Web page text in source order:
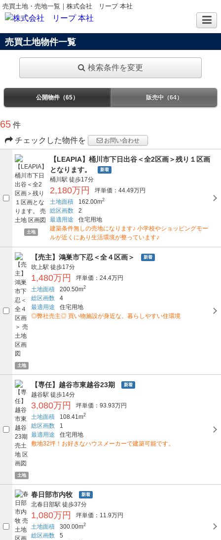
売買土地・売地一覧｜株式会社 リープ 本社
売買土地物件一覧
検索条件を変更
公開物件（65） 販売中（64）
65 件
チェックした物件を
お問い合わせ
土地
【LEAPIA】桶川市下日出谷＜全2区画＞残り１区画
となります。
新着
桶川駅 徒歩17分
2,180万円
坪単価：44.49万円
土地面積
162.00m2
総区画数
2
最適用途
住宅用地
建築条件無しの売地になります♪ 小学校やショッピングモー
ルが近くにあり生活環境が整っています♪
土地
【売主】鴻巣市下忍＜全４区画＞ 新着
吹上駅 徒歩17分
1,480万円
坪単価：24.4万円
土地面積
200.50m2
総区画数
4
最適用途
住宅用地
◎弊社売主◎ 買い物施設が身近な、暮らしやすい住環境
土地
【専任】越谷市東越谷23期 新着
越谷駅 徒歩14分
3,080万円
坪単価：93.93万円
土地面積
108.41m2
総区画数
1
最適用途
住宅用地
敷地32坪！お好きなハウスメーカーで建築可能です。
春日部市内牧 新着
北春日部駅 徒歩37分
1,080万円
坪単価：11.9万円
土地面積
300.00m2
総区画数
5